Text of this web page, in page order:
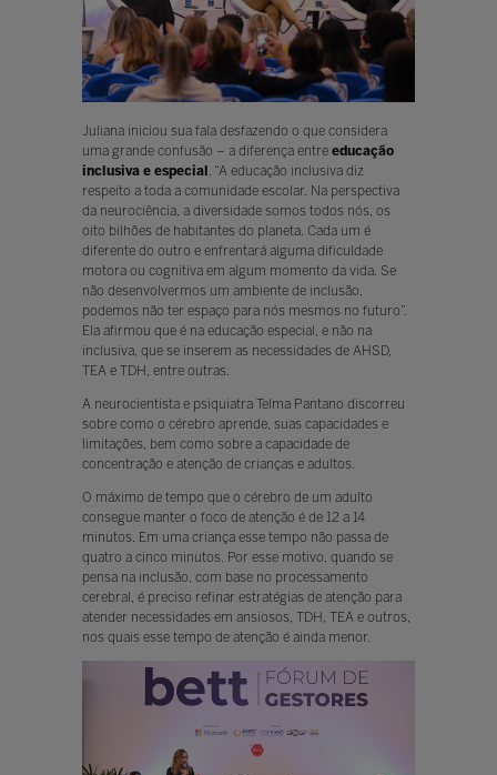
Juliana iniciou sua fala desfazendo o que considera
uma grande confusão – a diferença entre educação
inclusiva e especial . “A educação inclusiva diz
respeito a toda a comunidade escolar. Na perspectiva
da neurociência, a diversidade somos todos nós, os
oito bilhões de habitantes do planeta. Cada um é
diferente do outro e enfrentará alguma dificuldade
motora ou cognitiva em algum momento da vida. Se
não desenvolvermos um ambiente de inclusão,
podemos não ter espaço para nós mesmos no futuro”.
Ela afirmou que é na educação especial, e não na
inclusiva, que se inserem as necessidades de AHSD,
TEA e TDH, entre outras.
A neurocientista e psiquiatra Telma Pantano discorreu
sobre como o cérebro aprende, suas capacidades e
limitações, bem como sobre a capacidade de
concentração e atenção de crianças e adultos.
O máximo de tempo que o cérebro de um adulto
consegue manter o foco de atenção é de 12 a 14
minutos. Em uma criança esse tempo não passa de
quatro a cinco minutos. Por esse motivo, quando se
pensa na inclusão, com base no processamento
cerebral, é preciso refinar estratégias de atenção para
atender necessidades em ansiosos, TDH, TEA e outros,
nos quais esse tempo de atenção é ainda menor.